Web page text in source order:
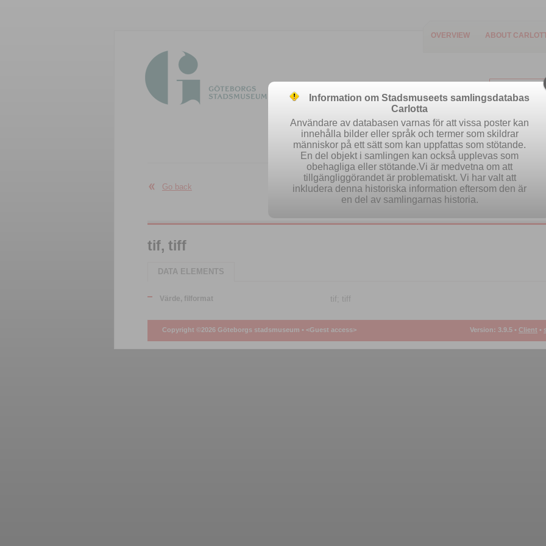
OVERVIEW ABOUT
Easy search Advanced search
Go back
tif, tiff
DATA ELEMENTS
Värde, filformat tif; tiff
Copyright ©2026 Göteborgs stadsmuseum • <Guest access> Version: 3.9.5 • Client •
Information om Stadsmuseets samlingsdatabas
Carlotta
Användare av databasen varnas för att vissa poster kan
innehålla bilder eller språk och termer som skildrar
människor på ett sätt som kan uppfattas som stötande.
En del objekt i samlingen kan också upplevas som
obehagliga eller stötande.Vi är medvetna om att
tillgängliggörandet är problematiskt. Vi har valt att
inkludera denna historiska information eftersom den är
en del av samlingarnas historia.